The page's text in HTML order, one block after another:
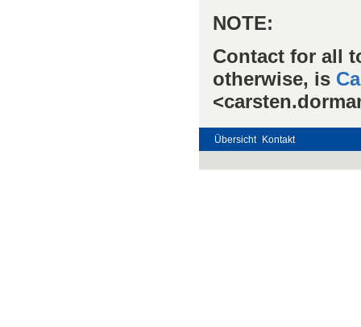
NOTE:
Contact for all
otherwise, is
Übersicht Kontakt